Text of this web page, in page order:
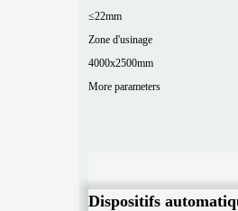
≤22mm
Zone d'usinage
4000x2500mm
More parameters
Dispositifs